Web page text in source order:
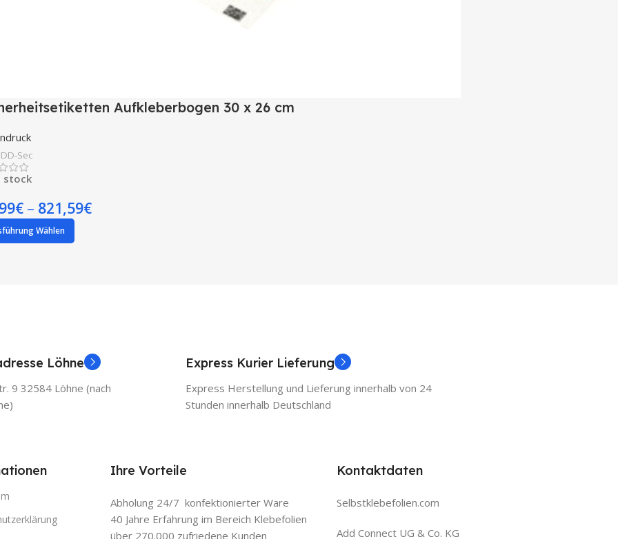
Aufkleberbogen 30 x 26 cm
DD-Sec
stock
€ – 821,59€
Wählen
Löhne
9 32584 Löhne (nach
Express Kurier Lieferung
Express Herstellung und Lieferung innerhalb von 24
Stunden innerhalb Deutschland
Ihre Vorteile
Abholung 24/7 konfektionierter Ware
40 Jahre Erfahrung im Bereich Klebefolien
über 270.000 zufriedene Kunden
Kontaktdaten
Selbstklebefolien.com
Add Connect UG & Co. KG